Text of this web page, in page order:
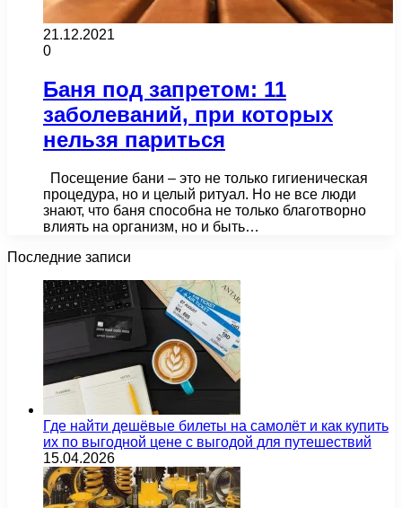
21.12.2021
0
Баня под запретом: 11
заболеваний, при которых
нельзя париться
Посещение бани – это не только гигиеническая
процедура, но и целый ритуал. Но не все люди
знают, что баня способна не только благотворно
влиять на организм, но и быть…
Последние записи
Где найти дешёвые билеты на самолёт и как купить
их по выгодной цене с выгодой для путешествий
15.04.2026